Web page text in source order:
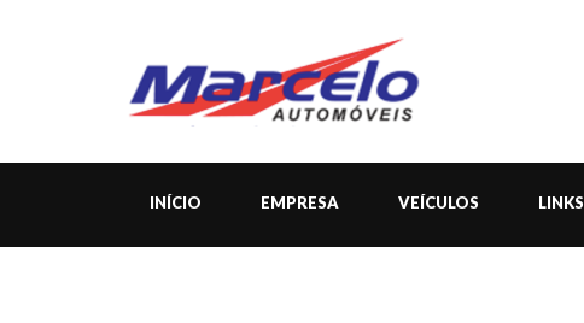
INÍCIO EMPRESA VEÍCULOS LINKS